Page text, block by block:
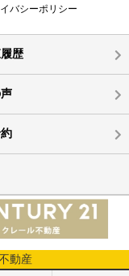
バシーポリシー
歴
動産